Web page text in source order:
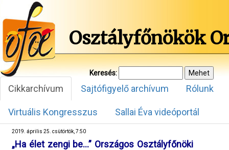
Osztályfőnökök
Keresés:
Cikkarchívum Sajtófigyelő archívum Rólunk
Virtuális Kongresszus Sallai Éva videóportál
2019. április 25. csütörtök, 7:50
„Ha élet zengi be…” Országos Osztályfőnöki